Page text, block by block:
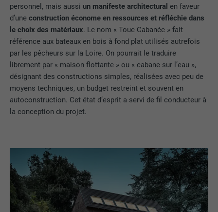
personnel, mais aussi un manifeste architectural en faveur
d’uneconstruction économe en ressources et réfléchie dans
le choix des matériaux. Le nom « Toue Cabanée » fait
référence aux bateaux en bois à fond plat utilisés autrefois
par les pêcheurs sur la Loire. On pourrait le traduire
librement par « maison flottante » ou « cabane sur l’eau »,
désignant des constructions simples, réalisées avec peu de
moyens techniques, un budget restreint et souvent en
autoconstruction. Cet état d’esprit a servi de fil conducteur à
la conception du projet.